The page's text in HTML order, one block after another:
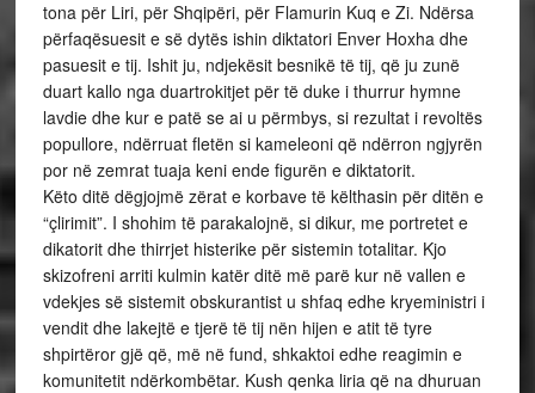
tona për Liri, për Shqipëri, për Flamurin Kuq e Zi. Ndërsa
përfaqësuesit e së dytës ishin diktatori Enver Hoxha dhe
pasuesit e tij. Ishit ju, ndjekësit besnikë të tij, që ju zunë
duart kallo nga duartrokitjet për të duke i thurrur hymne
lavdie dhe kur e patë se ai u përmbys, si rezultat i revoltës
popullore, ndërruat fletën si kameleoni që ndërron ngjyrën
por në zemrat tuaja keni ende figurën e diktatorit.
Këto ditë dëgjojmë zërat e korbave të këlthasin për ditën e
“çlirimit”. I shohim të parakalojnë, si dikur, me portretet e
dikatorit dhe thirrjet histerike për sistemin totalitar. Kjo
skizofreni arriti kulmin katër ditë më parë kur në vallen e
vdekjes së sistemit obskurantist u shfaq edhe kryeministri i
vendit dhe lakejtë e tjerë të tij nën hijen e atit të tyre
shpirtëror gjë që, më në fund, shkaktoi edhe reagimin e
komunitetit ndërkombëtar. Kush qenka liria që na dhuruan